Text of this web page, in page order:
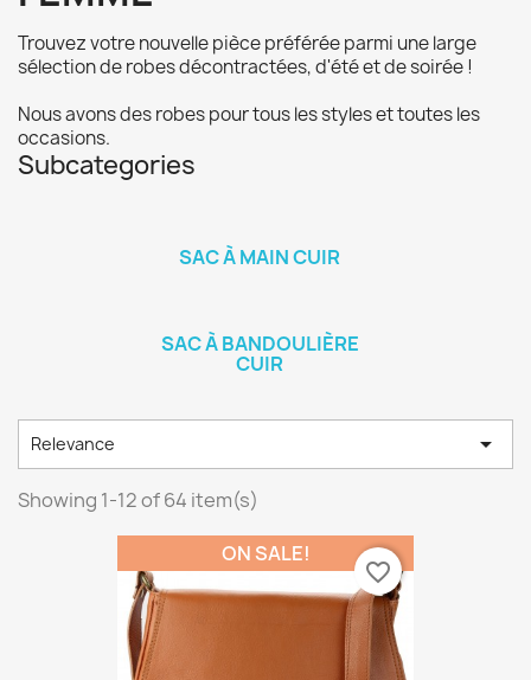
Trouvez votre nouvelle pièce préférée parmi une large
sélection de robes décontractées, d'été et de soirée !
Nous avons des robes pour tous les styles et toutes les
occasions.
Subcategories
SAC À MAIN CUIR
SAC À BANDOULIÈRE
CUIR
Relevance 
Showing 1-12 of 64 item(s)
ON SALE!
favorite_border